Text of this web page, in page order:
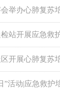
举办心肺复苏
站开展应急救
开展心肺复苏
”活动|应急救护